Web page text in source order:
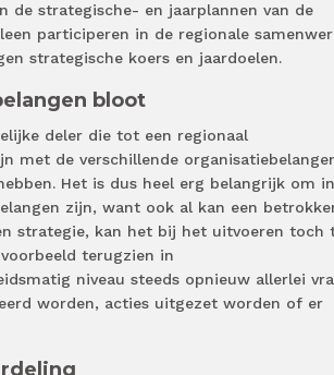
de strategische- en jaarplannen van de
participeren in de regionale
strategische koers en jaardoelen.
bloot
deler die tot een regionaal
met de verschillende
Het is dus heel erg belangrijk om
zijn, want ook al kan een
strategie, kan het bij het uitvoeren toch
terugzien in
niveau steeds opnieuw allerlei
worden, acties uitgezet worden of er